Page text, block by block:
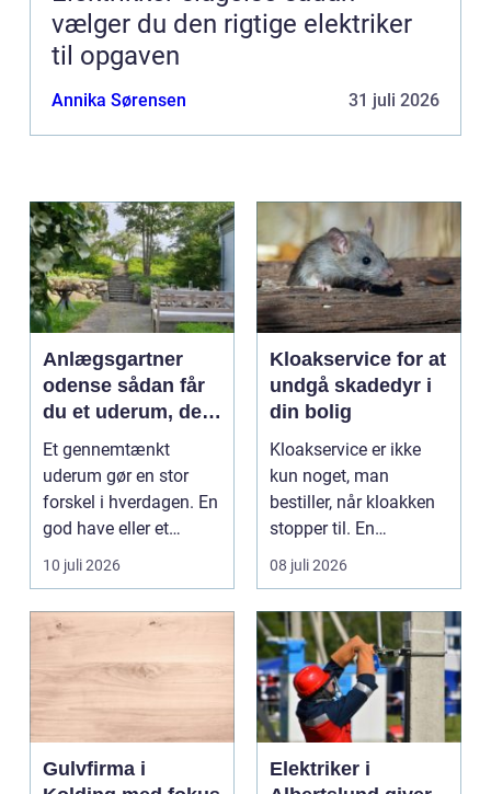
vælger du den rigtige elektriker
til opgaven
Annika Sørensen 31 juli 2026
Anlægsgartner
odense sådan får
du et uderum, der
holder i mange år
Et gennemtænkt
uderum gør en stor
forskel i hverdagen. En
god have eller et
velplejet fællesareal
gi...
10 juli 2026
Kloakservice for at
undgå skadedyr i
din bolig
Kloakservice er ikke
kun noget, man
bestiller, når kloakken
stopper til. En
systematisk gennem...
08 juli 2026
Gulvfirma i
Elektriker i